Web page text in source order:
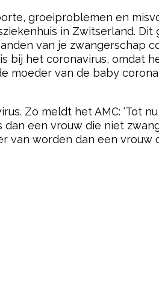
groeiproblemen en
in Zwitserland. Dit
van je zwangerschap
bij het coronavirus, omdat
moeder van de baby
Zo meldt het AMC: ‘Tot
een vrouw die niet
van worden dan een vrouw